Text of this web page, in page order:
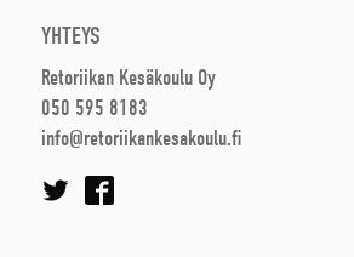
YHTEYS
Retoriikan Kesäkoulu Oy
050 595 8183
info@retoriikankesakoulu.fi